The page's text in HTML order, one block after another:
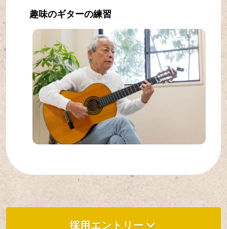
趣味のギターの練習
採用エントリー